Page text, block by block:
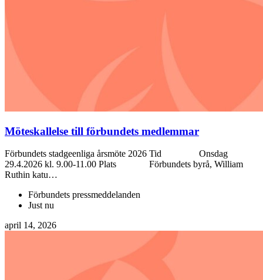
Möteskallelse till förbundets medlemmar
Förbundets stadgeenliga årsmöte 2026 Tid Onsdag
29.4.2026 kl. 9.00-11.00 Plats Förbundets byrå, William
Ruthin katu…
Förbundets pressmeddelanden
Just nu
april 14, 2026